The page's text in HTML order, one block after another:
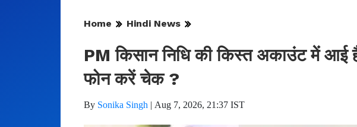
Home Hindi News
PM किसान निधि की किस्त अकाउंट में आई
फोन करें चेक ?
By Sonika Singh | Aug 7, 2026, 21:37 IST